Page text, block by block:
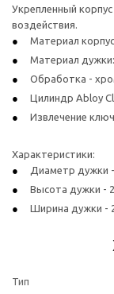
Укрепленный
воздействия.
Материал
Материал
Обработка -
Цилиндр Abloy
Извлечение
Характеристики:
Диаметр дужки
Высота дужки -
Ширина дужки -
Тип